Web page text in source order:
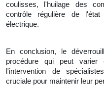
coulisses, l'huilage des
contrôle régulière de
électrique.
En conclusion, le
procédure qui peut varier
l'intervention de
cruciale pour maintenir leur